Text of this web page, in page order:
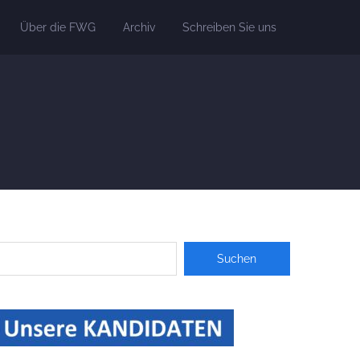
Über die FWG Archiv Schreiben Sie uns